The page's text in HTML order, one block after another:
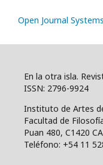
Open Journal Systems
En la otra isla.
ISSN: 2796-9924
Instituto de Artes
Facultad de
Puan 480, C1420
Teléfono: +54 11